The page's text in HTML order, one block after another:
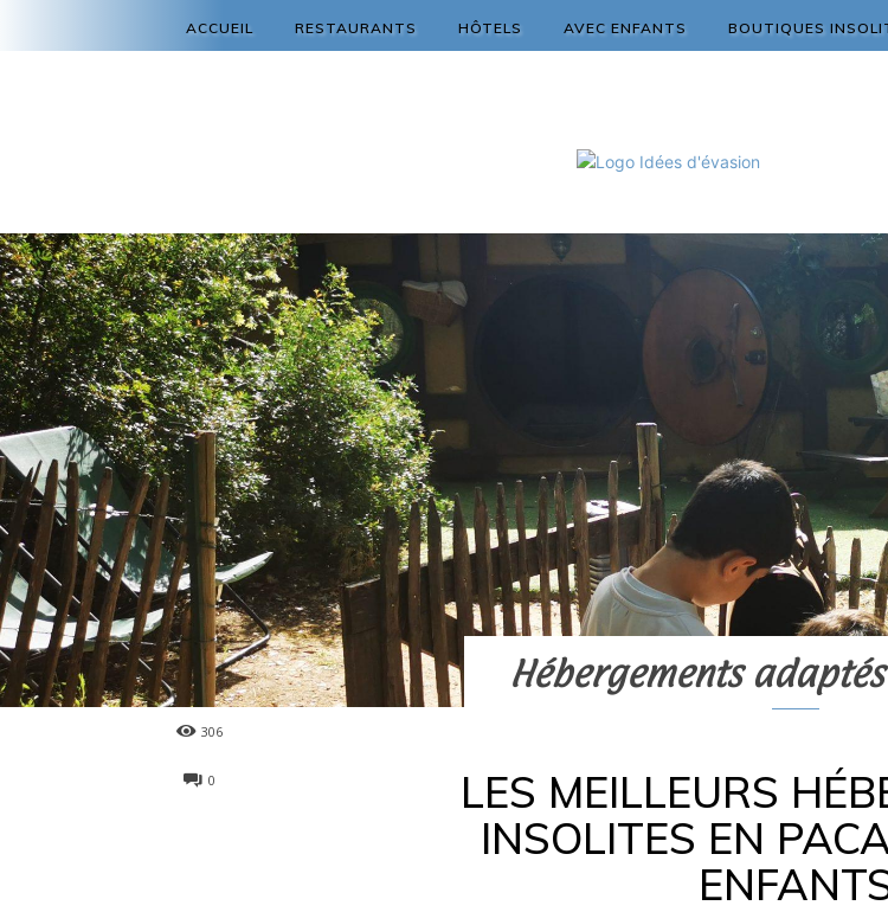
ACCUEIL RESTAURANTS HÔTELS AVEC ENFANTS BOUTIQUES
306
0
Hébergements
LES MEILLEURS
INSOLITES EN